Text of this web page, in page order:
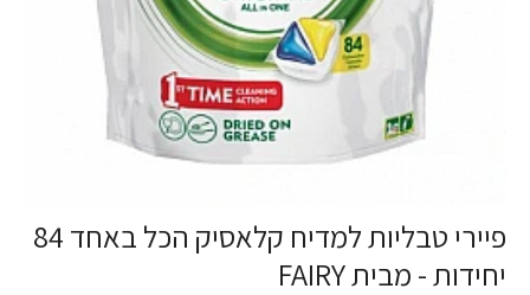
פיירי טבליות למדיח קלאסיק הכל באחד 84
יחידות - מבית FAIRY